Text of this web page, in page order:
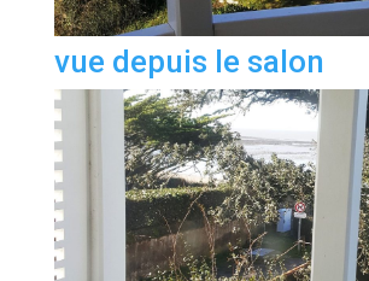
vue depuis le salon